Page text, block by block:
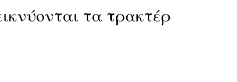
τα τρακτέρ